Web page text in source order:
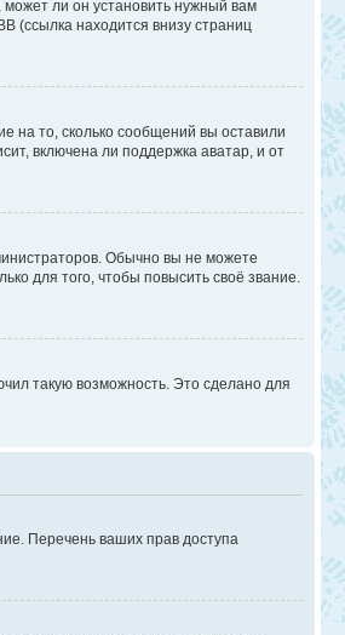
ли он установить нужный вам
(ссылка находится внизу страниц
на то, сколько сообщений вы оставили
включена ли поддержка аватар, и от
Обычно вы не можете
для того, чтобы повысить своё звание.
такую возможность. Это сделано для
Перечень ваших прав доступа